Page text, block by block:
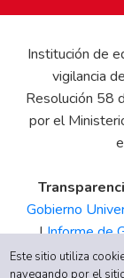
Institución de
vigilancia
Resolución 58
por el
Gobierno
|Informe de
Tributario|
Este sitio utiliza
navegando por el